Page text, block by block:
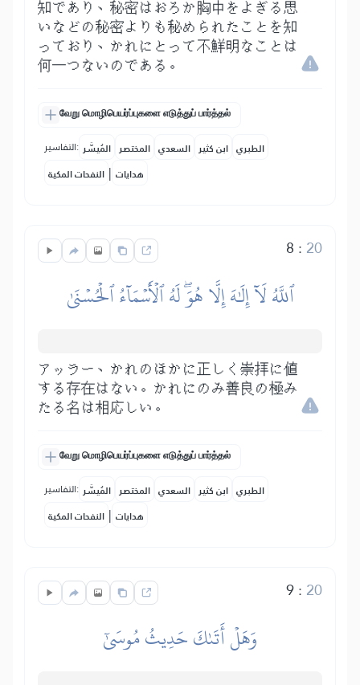
知であり、秘密はおろか胸中をよぎる思
いなどの秘密よりも秘められたことを知
っており、かれにとって不鮮明なことは
何一つないのである。
வேறு மொழிபெயர்ப்புகளை எடுத்துப் பார்த்தல்
التفاسير: المُيسَّر المختصر السعدي ابن كثير الطبري
النفحات المكية | هدايات
8 : 20
ٱللَّهُ لَآ إِلَٰهَ إِلَّا هُوَۖ لَهُ ٱلۡأَسۡمَآءُ ٱلۡحُسۡنَىٰ
アッラー、かれのほかに正しく崇拝に値
する存在はない。かれにのみ善良の極み
たる名は相応しい。
வேறு மொழிபெயர்ப்புகளை எடுத்துப் பார்த்தல்
التفاسير: المُيسَّر المختصر السعدي ابن كثير الطبري
النفحات المكية | هدايات
9: 20
وَهَلۡ أَتَىٰكَ حَدِيثُ مُوسَىٰٓ